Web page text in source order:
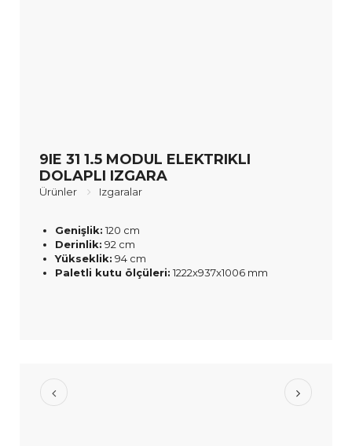
9IE 31 1.5 MODUL ELEKTRIKLI
DOLAPLI IZGARA
Ürünler Izgaralar
Genişlik: 120 cm
Derinlik: 92 cm
Yükseklik: 94 cm
Paletli kutu ölçüleri: 1222x937x1006 mm